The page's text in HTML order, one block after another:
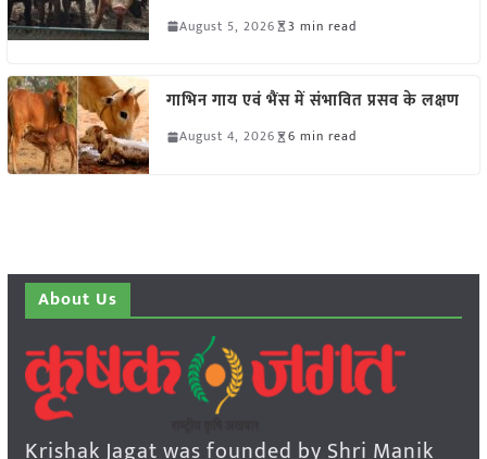
August 5, 2026 3 min read
गाभिन गाय एवं भैंस में संभावित प्रसव के लक्षण
August 4, 2026 6 min read
About Us
Krishak Jagat was founded by Shri Manik